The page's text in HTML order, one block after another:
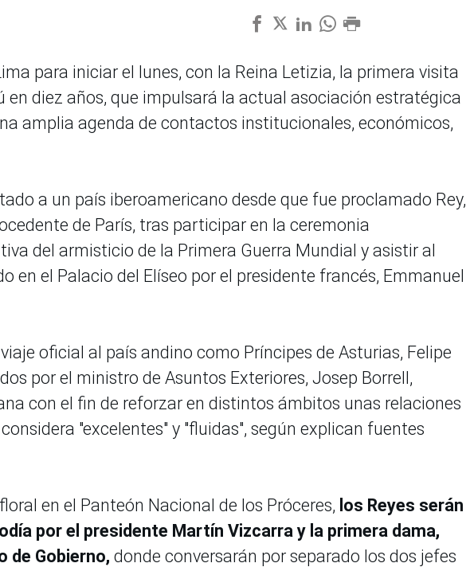
para iniciar el lunes, con la Reina Letizia, la primera visita
en diez años, que impulsará la actual asociación estratégica
amplia agenda de contactos institucionales, económicos,
a un país iberoamericano desde que fue proclamado Rey,
de París, tras participar en la ceremonia
del armisticio de la Primera Guerra Mundial y asistir al
en el Palacio del Elíseo por el presidente francés, Emmanuel
oficial al país andino como Príncipes de Asturias, Felipe
por el ministro de Asuntos Exteriores, Josep Borrell,
con el fin de reforzar en distintos ámbitos unas relaciones
"excelentes" y "fluidas", según explican fuentes
en el Panteón Nacional de los Próceres, los Reyes serán
por el presidente Martín Vizcarra y la primera dama,
de Gobierno, donde conversarán por separado los dos jefes